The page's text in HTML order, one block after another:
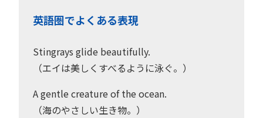
英語圏でよくある表現
Stingrays glide beautifully.
（エイは美しくすべるように泳ぐ。）
A gentle creature of the ocean.
（海のやさしい生き物。）